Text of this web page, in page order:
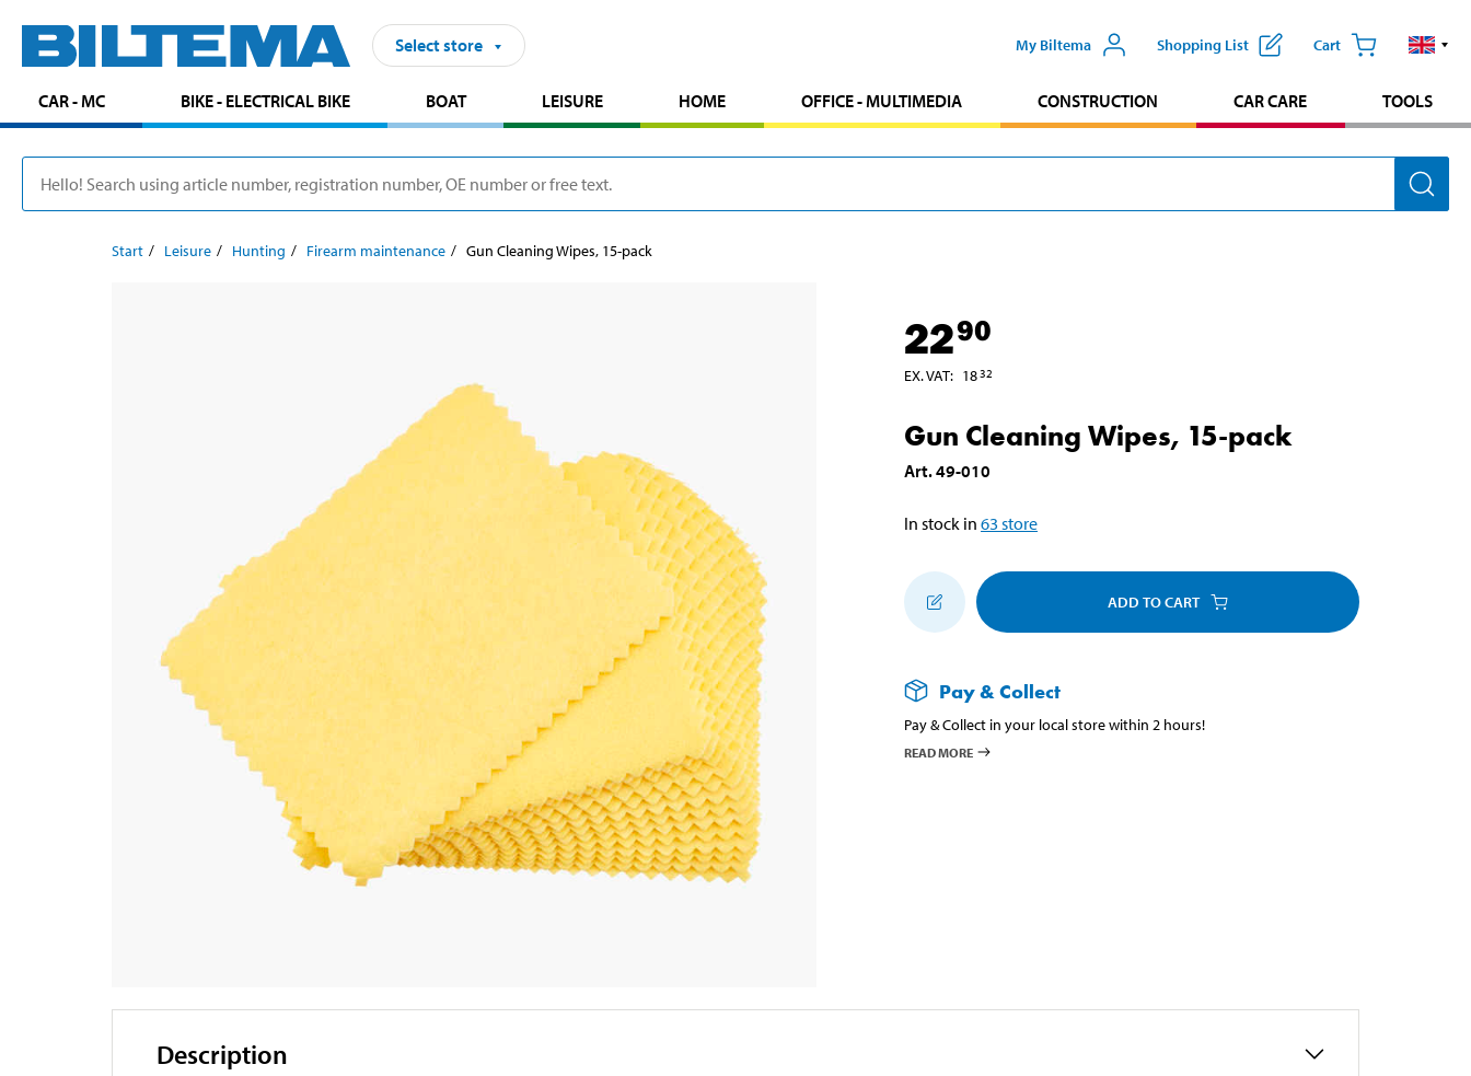
Select store My Biltema Shopping List Cart
CAR - MC BIKE - ELECTRICAL BIKE BOAT LEISURE HOME OFFICE - MULTIMEDIA CONSTRUCTION CAR CARE TOOLS
Start Leisure Hunting Firearm maintenance Gun Cleaning Wipes, 15-pack
2290
EX. VAT: 1832
Gun Cleaning Wipes, 15-pack
Art.49-010
In stock in 63 store
ADD TO CART
Pay & Collect
Pay & Collect in your local store within 2 hours!
READ MORE
Description